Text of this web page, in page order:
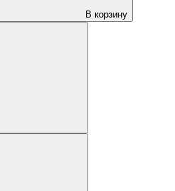
В корзину